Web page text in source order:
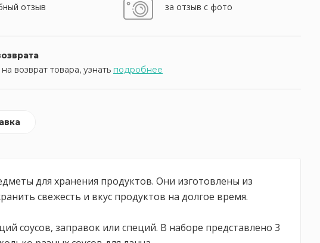
отзыв
за отзыв с фото
возврат товара, узнать подробнее
для хранения продуктов. Они изготовлены из
свежесть и вкус продуктов на долгое время.
соусов, заправок или специй. В наборе представлено 3